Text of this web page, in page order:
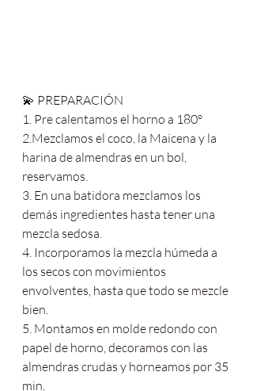
💫 PREPARACIÓN
1. Pre calentamos el horno a 180°
2.Mezclamos el coco, la Maicena y la
harina de almendras en un bol,
reservamos.
3. En una batidora mezclamos los
demás ingredientes hasta tener una
mezcla sedosa.
4. Incorporamos la mezcla húmeda a
los secos con movimientos
envolventes, hasta que todo se mezcle
bien.
5. Montamos en molde redondo con
papel de horno, decoramos con las
almendras crudas y horneamos por 35
min.